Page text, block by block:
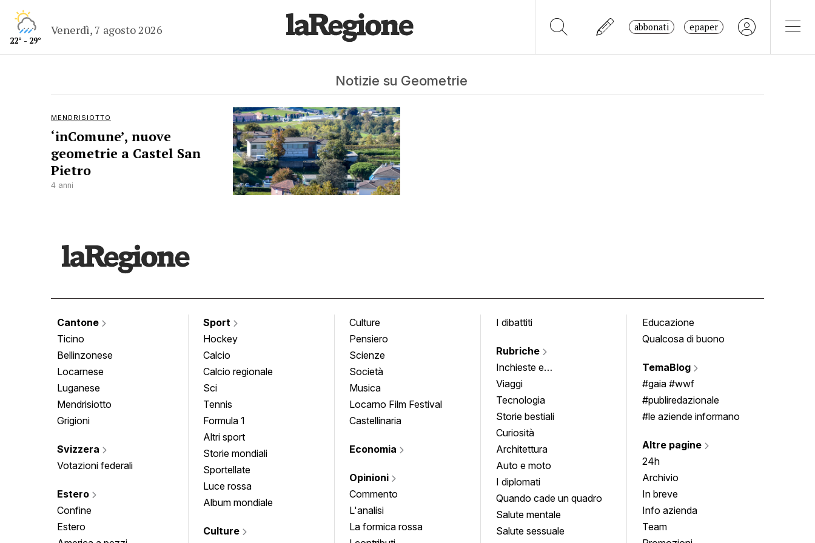
22° - 29°
Venerdì, 7 agosto 2026 abbonati epaper
Notizie su Geometrie
MENDRISIOTTO
‘inComune’, nuove
geometrie a Castel San
Pietro
4 anni
Cantone
Ticino
Bellinzonese
Locarnese
Luganese
Mendrisiotto
Grigioni
Svizzera
Votazioni federali
Estero
Confine
Estero
Sport
Hockey
Calcio
Calcio regionale
Sci
Tennis
Formula 1
Altri sport
Storie mondiali
Sportellate
Luce rossa
Album mondiale
Culture
Culture
Pensiero
Scienze
Società
Musica
Locarno Film Festival
Castellinaria
Economia
Opinioni
Commento
L'analisi
La formica rossa
I dibattiti
Rubriche
Inchieste e
approfondimenti
Viaggi
Tecnologia
Storie bestiali
Curiosità
Architettura
Auto e moto
I diplomati
Quando cade un quadro
Salute mentale
Salute sessuale
Educazione
Qualcosa di buono
TemaBlog
#gaia #wwf
#publiredazionale
#le aziende informano
Altre pagine
24h
Archivio
In breve
Info azienda
Team